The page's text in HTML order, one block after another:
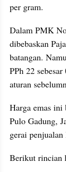
per gram.
Dalam PMK
dibebaskan
batangan.
PPh 22
aturan
Harga emas
Pulo Gadung,
gerai
Berikut rincian